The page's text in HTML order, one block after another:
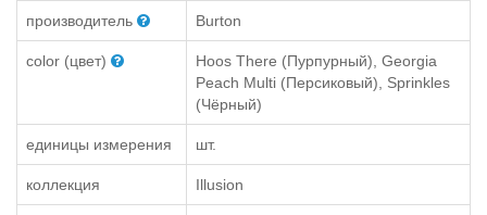
производитель Burton
color (цвет)
Hoos There (Пурпурный), Georgia
Peach Multi (Персиковый), Sprinkles
(Чёрный)
единицы измерения шт.
коллекция Illusion